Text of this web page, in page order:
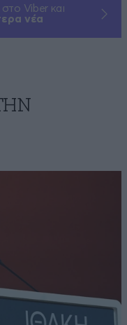
στο Viber και
νέα